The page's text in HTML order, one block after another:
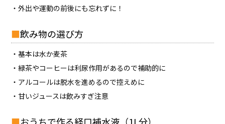
・外出や運動の前後にも忘れずに！
飲み物の選び方
・基本は水か麦茶
・緑茶やコーヒーは利尿作用があるので補助的に
・アルコールは脱水を進めるので控えめに
・甘いジュースは飲みすぎ注意